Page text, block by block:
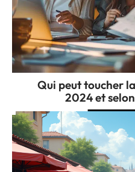
Qui peut toucher
2024 et